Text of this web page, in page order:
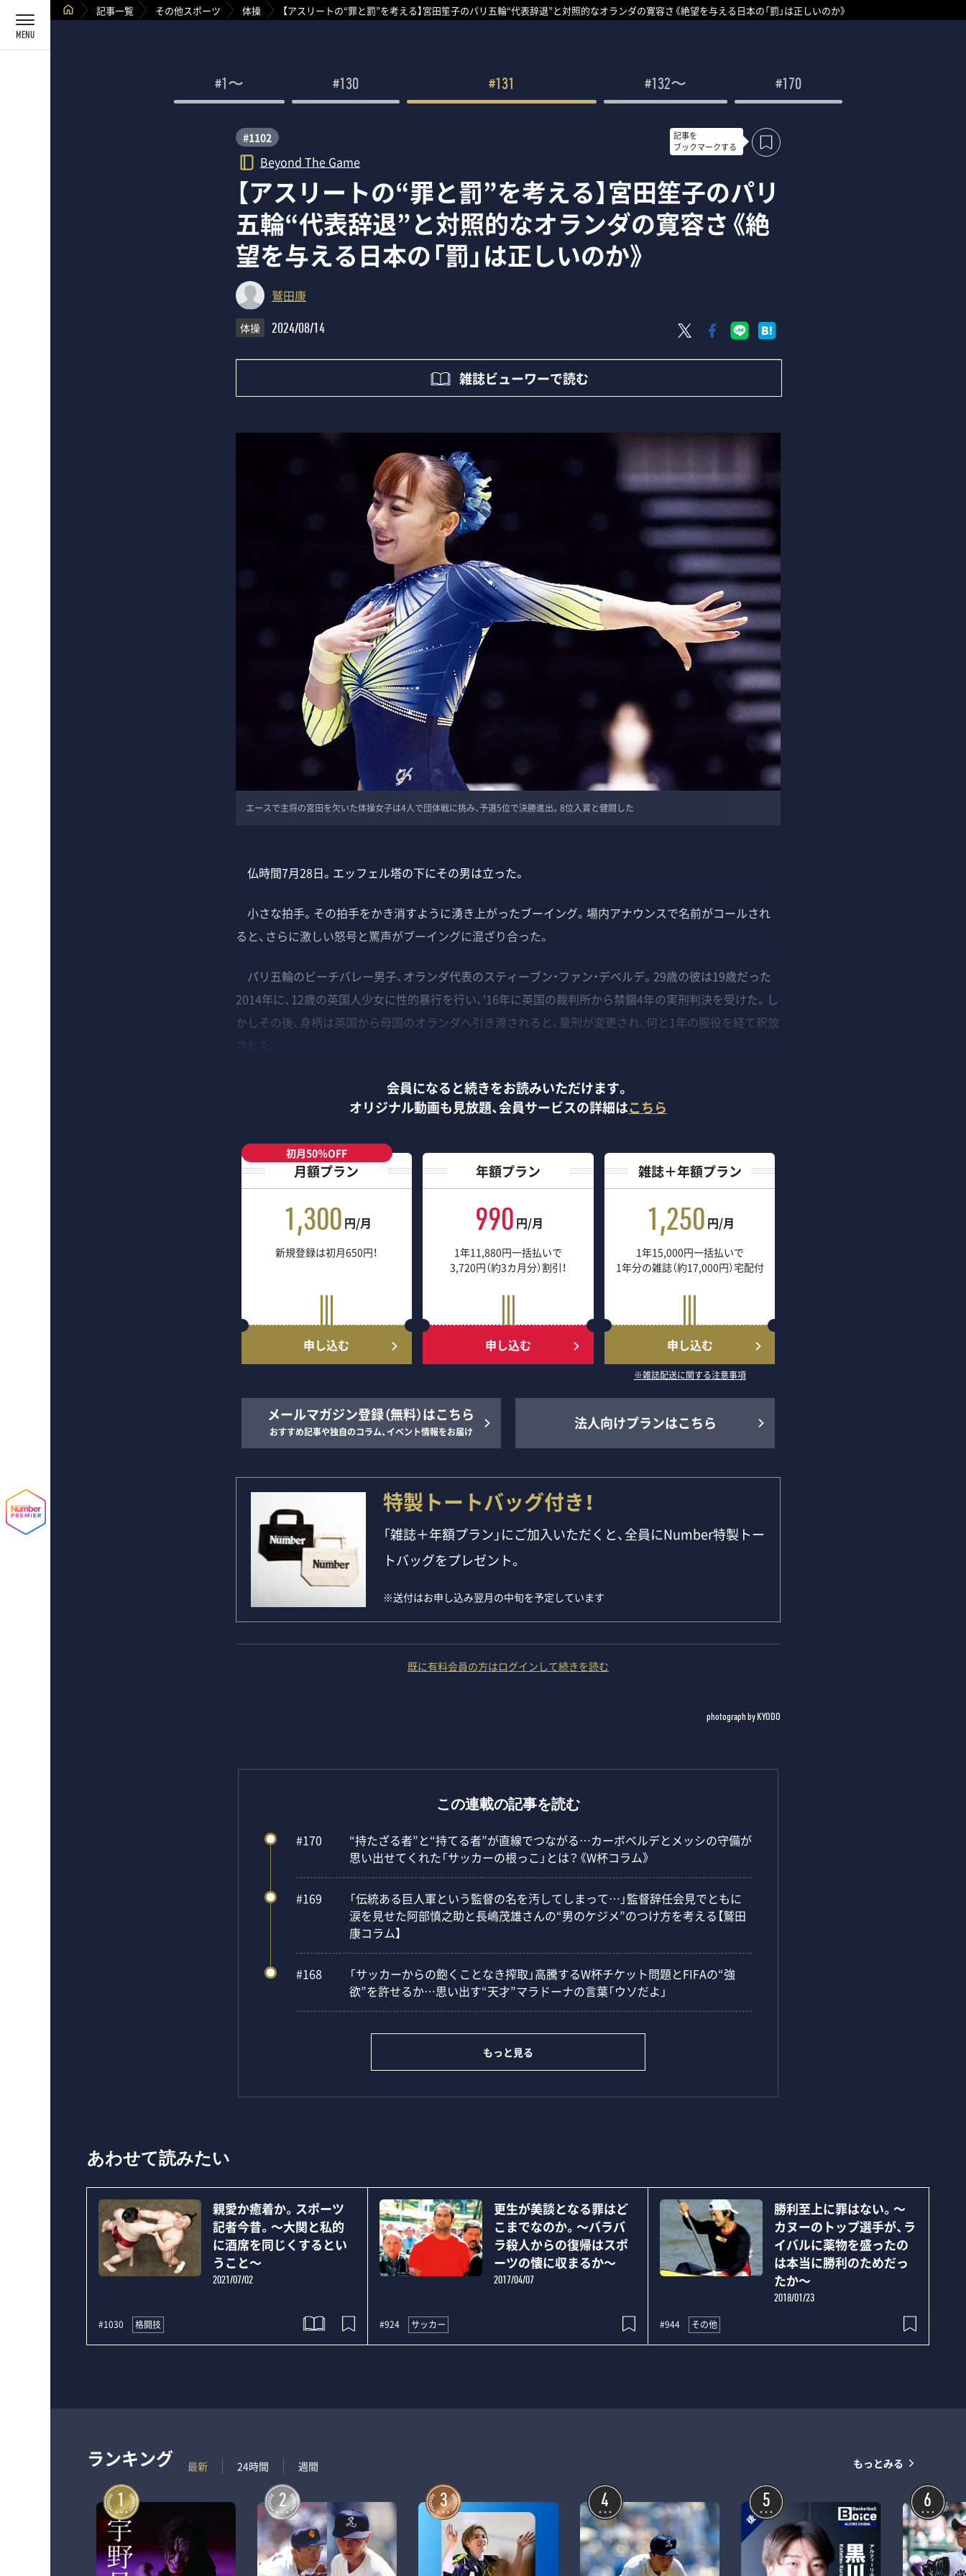
記事一覧 その他スポーツ 体操 【アスリートの“罪と罰”を考える】宮田笙子のパリ五輪“代表辞退”と対照的なオランダの寛容さ《絶望を与える日本の「罰」は正しいのか》
#1〜 #130 #131 #132〜 #170
#1102
Beyond The Game
記事を
ブックマークする
【アスリートの“罪と罰”を考える】宮田笙子のパリ
五輪“代表辞退”と対照的なオランダの寛容さ《絶
望を与える日本の「罰」は正しいのか》
鷲田康
体操 2024/08/14
雑誌ビューワーで読む
エースで主将の宮田を欠いた体操女子は4人で団体戦に挑み、予選5位で決勝進出。8位入賞と健闘した
仏時間7月28日。エッフェル塔の下にその男は立った。
小さな拍手。その拍手をかき消すように湧き上がったブーイング。場内アナウンスで名前がコールされ
ると、さらに激しい怒号と罵声がブーイングに混ざり合った。
パリ五輪のビーチバレー男子、オランダ代表のスティーブン・ファン・デベルデ。29歳の彼は19歳だった
2014年に、12歳の英国人少女に性的暴行を行い、'16年に英国の裁判所から禁錮4年の実刑判決を受けた。し
かしその後、身柄は英国から母国のオランダへ引き渡されると、量刑が変更され、何と1年の服役を経て釈放
会員になると続きをお読みいただけます。
オリジナル動画も見放題、会員サービスの詳細はこちら
初月50％OFF
月額プラン
1,300 円/月
新規登録は初月650円！
申し込む
年額プラン
990 円/月
1年11,880円一括払いで
3,720円（約3カ月分）割引！
申し込む
雑誌＋年額プラン
1,250 円/月
1年15,000円一括払いで
1年分の雑誌（約17,000円）宅配付
申し込む
※雑誌配送に関する注意事項
メールマガジン登録（無料）はこちら
おすすめ記事や独自のコラム、イベント情報をお届け 法人向けプランはこちら
特製トートバッグ付き！
「雑誌＋年額プラン」にご加入いただくと、全員にNumber特製トー
トバッグをプレゼント。
※送付はお申し込み翌月の中旬を予定しています
既に有料会員の方はログインして続きを読む
photograph by KYODO
この連載の記事を読む
#170
“持たざる者”と“持てる者”が直線でつながる…カーボベルデとメッシの守備が
思い出せてくれた「サッカーの根っこ」とは？《W杯コラム》
#169
「伝統ある巨人軍という監督の名を汚してしまって…」監督辞任会見でともに
涙を見せた阿部慎之助と長嶋茂雄さんの“男のケジメ”のつけ方を考える【鷲田
康コラム】
#168
「サッカーからの飽くことなき搾取」高騰するW杯チケット問題とFIFAの“強
欲”を許せるか…思い出す“天才”マラドーナの言葉「ウソだよ」
もっと見る
あわせて読みたい
親愛か癒着か。スポーツ
記者今昔。～大関と私的
に酒席を同じくするとい
うこと～
2021/07/02
#1030 格闘技
更生が美談となる罪はど
こまでなのか。～バラバ
ラ殺人からの復帰はスポ
ーツの懐に収まるか～
2017/04/07
#924 サッカー
勝利至上に罪はない。～
カヌーのトップ選手が、ラ
イバルに薬物を盛ったの
は本当に勝利のためだっ
たか～
2018/01/23
#944 その他
ランキング 最新 24時間 週間 もっとみる
1 2 3 4 5 6